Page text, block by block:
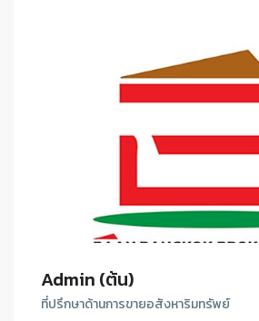
Admin (ต้น)
ที่ปรึกษาด้านการขายอสังหาริมทรัพย์